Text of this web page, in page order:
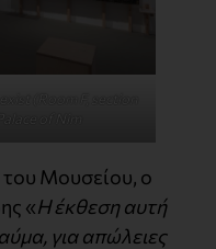
Μουσείου, ο
«H έκθεση αυτή
για απώλειες